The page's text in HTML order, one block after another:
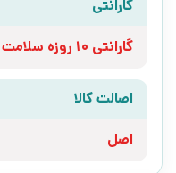
گارانتی
گارانتی 10 روزه سلامت فیزیکی کتاب
اصالت کالا
اصل